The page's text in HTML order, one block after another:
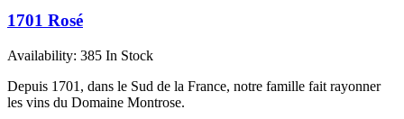
1701 Rosé
Availability: 385 In Stock
Depuis 1701, dans le Sud de la France, notre famille fait rayonner
les vins du Domaine Montrose.